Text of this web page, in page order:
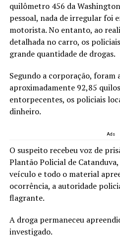
quilômetro 456 da
pessoal, nada de irregular foi
motorista. No entanto, ao
detalhada no carro, os
grande quantidade de drogas.
Segundo a corporação, foram
aproximadamente 92,85
entorpecentes, os policiais
dinheiro.
Ads
O suspeito recebeu voz de
Plantão Policial de
veículo e todo o material
ocorrência, a autoridade
flagrante.
A droga permaneceu
investigado.